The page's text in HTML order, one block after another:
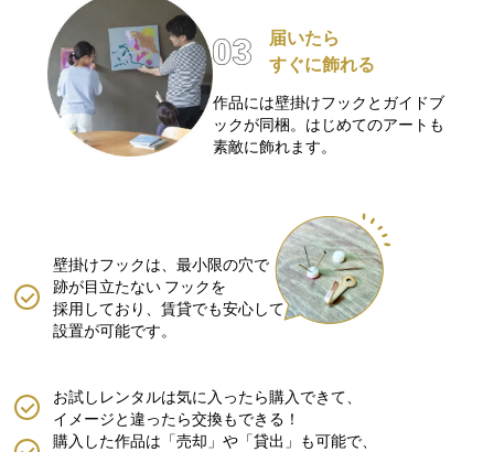
届いたら
すぐに飾れる
作品には壁掛けフックとガイドブ
ックが同梱。はじめてのアートも
素敵に飾れます。
壁掛けフックは、最小限の穴で
跡が目立たない フックを
採用しており、賃貸でも安心して
設置が可能です。
購入した作品は「売却」や「貸出」も可能で、
お試しレンタルは気に入ったら購入できて、
イメージと違ったら交換もできる！